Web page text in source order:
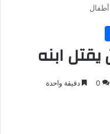
يقتل ابنه
0 دقيقة واحدة